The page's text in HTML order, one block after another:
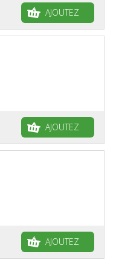
AJOUTEZ
AJOUTEZ
AJOUTEZ